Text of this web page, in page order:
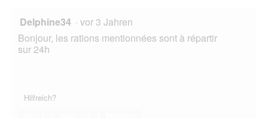
Delphine34 · vor 3 Jahren
Bonjour, les rations mentionnées sont à répartir
sur 24h
Hilfreich?